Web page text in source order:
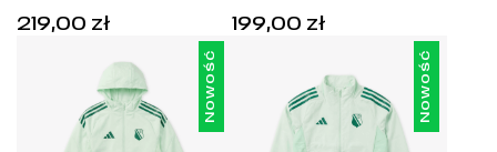
Legia Warszawa
stadion - JZ5007
219,00 złCena:
zł.
Tiro 25 Legia
JC6998
199,00 złCena:
zł.
Nowość Nowość